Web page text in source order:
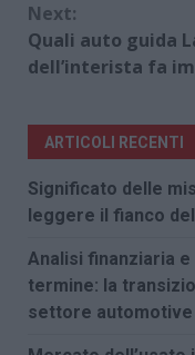
Next:
Quali auto guida
dell’interista fa
ARTICOLI RECENTI
Significato delle
leggere il fianco
Analisi finanziaria
termine: la
settore automotive